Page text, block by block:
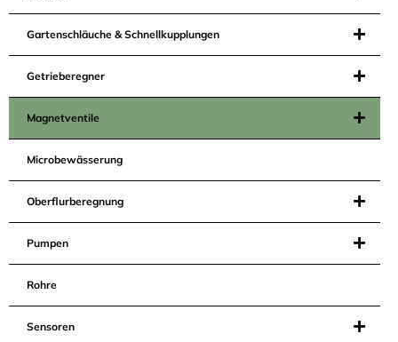
Gartenschläuche & Schnellkupplungen
Getrieberegner
Magnetventile
Microbewässerung
Oberflurberegnung
Pumpen
Rohre
Sensoren